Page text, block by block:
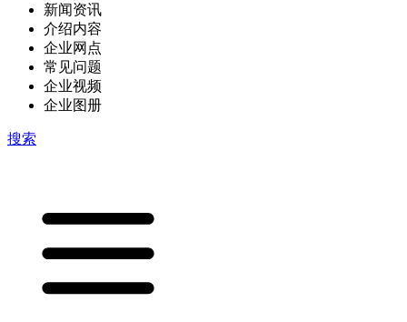
新闻资讯
介绍内容
企业网点
常见问题
企业视频
企业图册
搜索